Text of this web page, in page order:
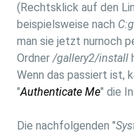
(Rechtsklick auf den
beispielsweise nach
man sie jetzt nurnoch
Ordner /gallery2/install
Wenn das passiert ist,
"Authenticate Me" die
Die nachfolgenden "